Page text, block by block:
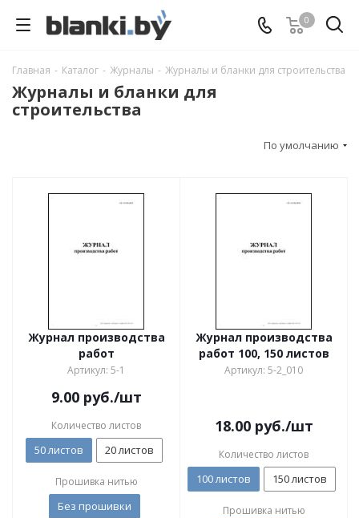
0
Главная - Каталог - Журналы - Журналы и бланки для строительства
Журналы и бланки для
строительства
По умолчанию
Журнал производства
работ
Артикул: 5-1
9.00руб./шт
Количество листов
50 листов 20 листов
Прошивка нитью
Без прошивки
Журнал производства
работ 100, 150 листов
Артикул: 5-2_010
18.00руб./шт
Количество листов
100 листов 150 листов
Прошивка нитью